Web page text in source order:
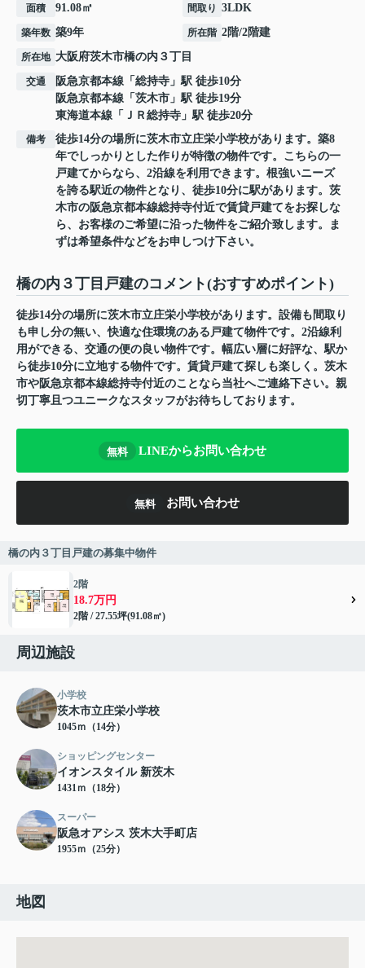
面積 91.08㎡ 間取り 3LDK
築年数 築9年 所在階 2階/2階建
所在地 大阪府茨木市橋の内 ３丁目
交通 阪急京都本線 「 総持寺 」駅 徒歩10分
阪急京都本線 「 茨木市 」駅 徒歩19分
東海道本線 「 ＪＲ総持寺 」駅 徒歩20分
備考
徒歩14分の場所に茨木市立庄栄小学校があります。築8
年でしっかりとした作りが特徴の物件です。こちらの一
戸建てからなら、2沿線を利用できます。根強いニーズ
を誇る駅近の物件となり、徒歩10分に駅があります。茨
木市の阪急京都本線総持寺付近で賃貸戸建てをお探しな
ら、お客様のご希望に沿った物件をご紹介致します。ま
ずは希望条件などをお申しつけ下さい。
橋の内３丁目戸建のコメント(おすすめポイント)
徒歩14分の場所に茨木市立庄栄小学校があります。設備も間取り
も申し分の無い、快適な住環境のある戸建て物件です。2沿線利
用ができる、交通の便の良い物件です。幅広い層に好評な、駅か
ら徒歩10分に立地する物件です。賃貸戸建て探しも楽しく。茨木
市や阪急京都本線総持寺付近のことなら当社へご連絡下さい。親
切丁寧且つユニークなスタッフがお待ちしております。
無料 LINEからお問い合わせ
無料 お問い合わせ
橋の内３丁目戸建の募集中物件
2階
18.7万円
2階 / 27.55坪(91.08㎡)
周辺施設
小学校
茨木市立庄栄小学校
1045ｍ（14分）
ショッピングセンター
イオンスタイル 新茨木
1431ｍ（18分）
スーパー
阪急オアシス 茨木大手町店
1955ｍ（25分）
地図